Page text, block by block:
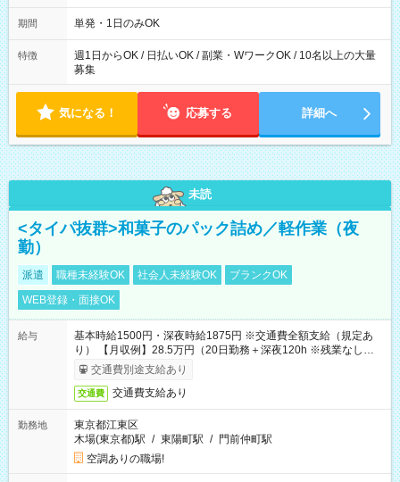
～21：00
期間 単発・1日のみOK
特徴
週1日からOK / 日払いOK / 副業・WワークOK / 10名以上の大量
募集
気になる！ 応募する 詳細へ
未読
<タイパ抜群>和菓子のパック詰め／軽作業（夜
勤）
派遣 職種未経験OK 社会人未経験OK
ブランクOK
WEB登録・面接OK
給与
基本時給1500円・深夜時給1875円 ※交通費全額支給（規定あ
り） 【月収例】28.5万円（20日勤務＋深夜120h ※残業なしの場
合）交通費別途支給あり
交通費 交通費支給あり
勤務地
東京都江東区
木場(東京都)駅 / 東陽町駅 / 門前仲町駅
空調ありの職場!